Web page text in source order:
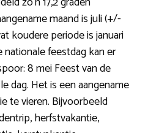
maand is juli (+/-
koudere periode is januari
nationale feestdag kan er
8 mei Feest van de
dag. Het is een aangename
te vieren. Bijvoorbeeld
herfstvakantie,